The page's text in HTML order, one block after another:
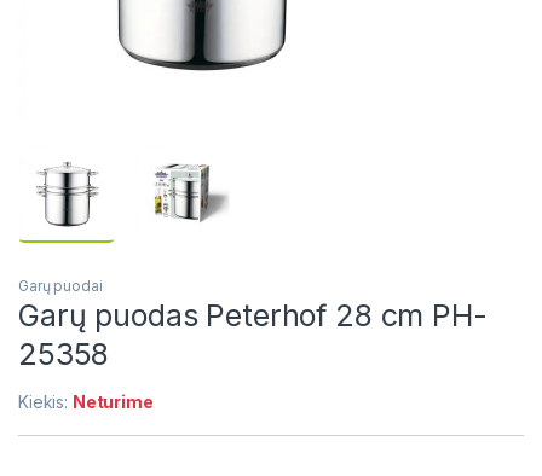
Garų puodai
Garų puodas Peterhof 28 cm PH-
25358
Kiekis: Neturime